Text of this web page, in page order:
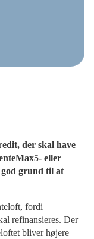
der skal have
eller
grund til at
fordi
refinansieres. Der
bliver højere